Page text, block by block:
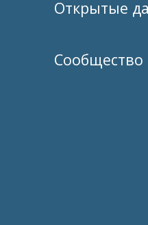
Открытые
Сообщество